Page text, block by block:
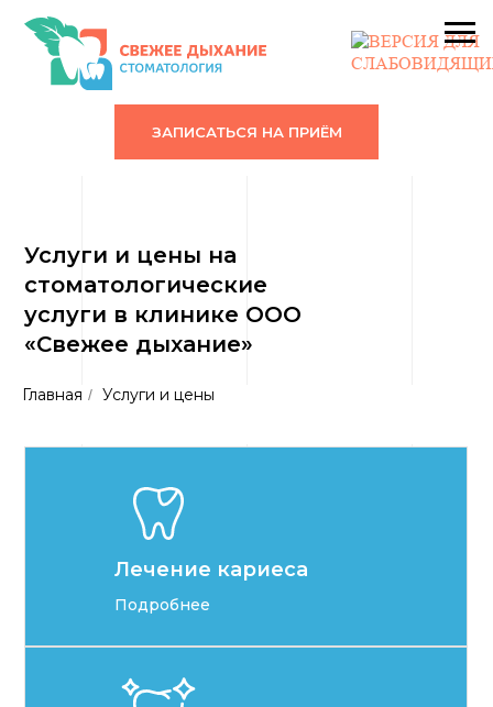
ЗАПИСАТЬСЯ НА ПРИЁМ
Услуги и цены на
стоматологические
услуги в клинике ООО
«Свежее дыхание»
Главная / Услуги и цены
Лечение кариеса
Подробнее